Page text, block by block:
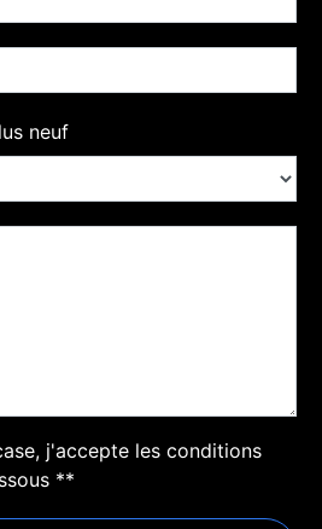
neuf
j'accepte les conditions
**